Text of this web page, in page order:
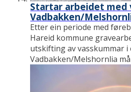
Startar arbeidet med
Vadbakken/
Etter ein periode med
Hareid kommune
utskifting av vasskummar i
Vadbakken/Melshornlia